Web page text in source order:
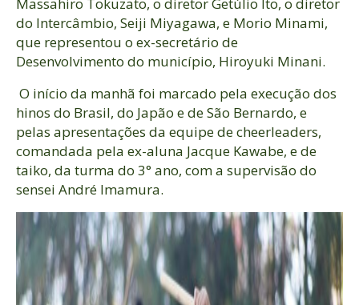
do Intercâmbio, Seiji Miyagawa, e Morio Minami,
que representou o ex-secretário de
Desenvolvimento do município, Hiroyuki Minani.
O início da manhã foi marcado pela execução dos
hinos do Brasil, do Japão e de São Bernardo, e
pelas apresentações da equipe de cheerleaders,
comandada pela ex-aluna Jacque Kawabe, e de
taiko, da turma do 3° ano, com a supervisão do
sensei André Imamura.